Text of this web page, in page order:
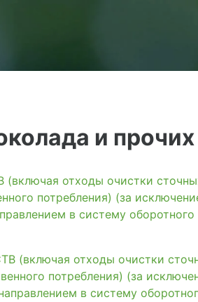
и
отходы очистки сточных
потребления) (за
в систему
отходы очистки
потребления) (за
в систему